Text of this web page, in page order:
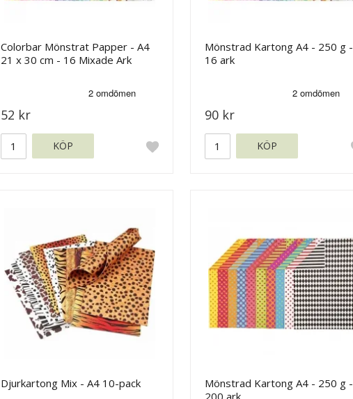
Colorbar Mönstrat Papper - A4
21 x 30 cm - 16 Mixade Ark
52 kr
KÖP
Mönstrad Kartong A4 - 250 g -
16 ark
90 kr
KÖP
Djurkartong Mix - A4 10-pack
Mönstrad Kartong A4 - 250 g -